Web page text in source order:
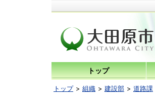
トップ
トップ 組織 建設部 道路課